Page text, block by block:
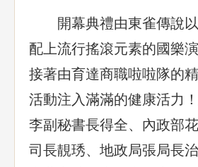
開幕典禮由東雀傳說以
配上流行搖滾元素的國樂
接著由育達商職啦啦隊的
活動注入滿滿的健康活力
李副秘書長得全、內政部
司長靚琇、地政局張局長